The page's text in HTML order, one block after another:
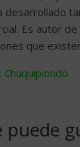
desarrollado
Es autor de
que
Chuquipiondo
puede